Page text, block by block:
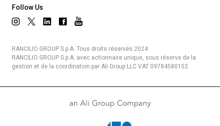
Follow Us
RANCILIO GROUP S.p.A. Tous droits réservés 2024.
RANCILIO GROUP S.p.A. avec actionnaire unique, sous réserve de la
gestion et de la coordination par Ali Group LLC VAT 09784580152